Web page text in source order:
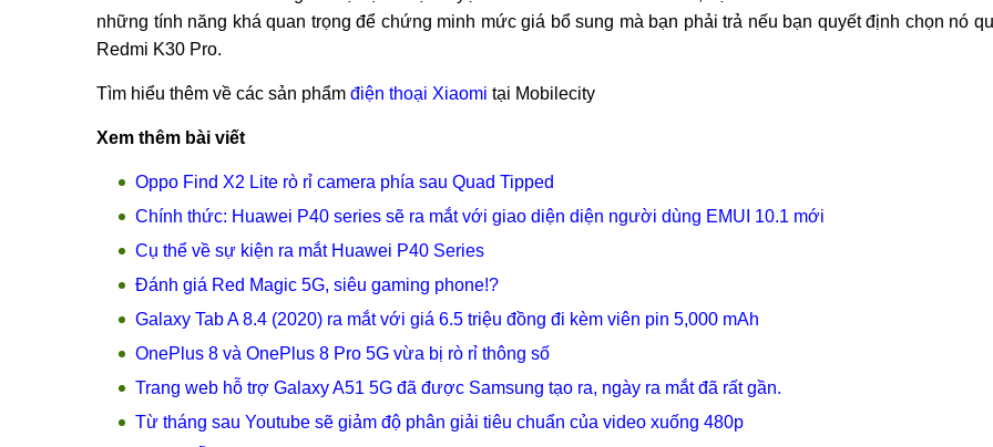
những tính năng khá quan trọng để chứng minh mức giá bổ sung mà bạn phải trả nếu bạn quyết định chọn nó
Redmi K30 Pro.
Tìm hiểu thêm về các sản phẩm điện thoại Xiaomi tại Mobilecity
Xem thêm bài viết
Oppo Find X2 Lite rò rỉ camera phía sau Quad Tipped
Chính thức: Huawei P40 series sẽ ra mắt với giao diện diện người dùng EMUI 10.1 mới
Cụ thể về sự kiện ra mắt Huawei P40 Series
Đánh giá Red Magic 5G, siêu gaming phone!?
Galaxy Tab A 8.4 (2020) ra mắt với giá 6.5 triệu đồng đi kèm viên pin 5,000 mAh
OnePlus 8 và OnePlus 8 Pro 5G vừa bị rò rỉ thông số
Trang web hỗ trợ Galaxy A51 5G đã được Samsung tạo ra, ngày ra mắt đã rất gần.
Từ tháng sau Youtube sẽ giảm độ phân giải tiêu chuẩn của video xuống 480p